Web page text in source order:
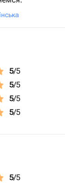
5/5
5/5
5/5
5/5
5/5